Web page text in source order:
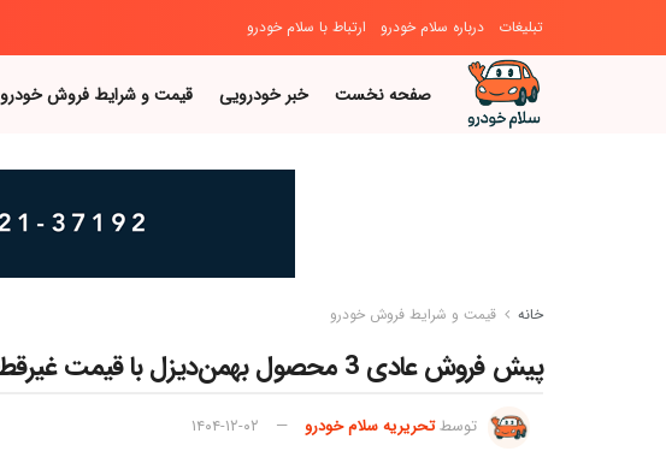
تبلیغات درباره سلام خودرو ارتباط با سلام خودرو
صفحه نخست خبر خودرویی قیمت و شرایط فروش خودرو
خانه قیمت و شرایط فروش خودرو
پیش فروش عادی 3 محصول بهمن‌دیزل با قیمت غیرقطعی
توسطتحریریه سلام خودرو ۱۴۰۴-۱۲-۰۲